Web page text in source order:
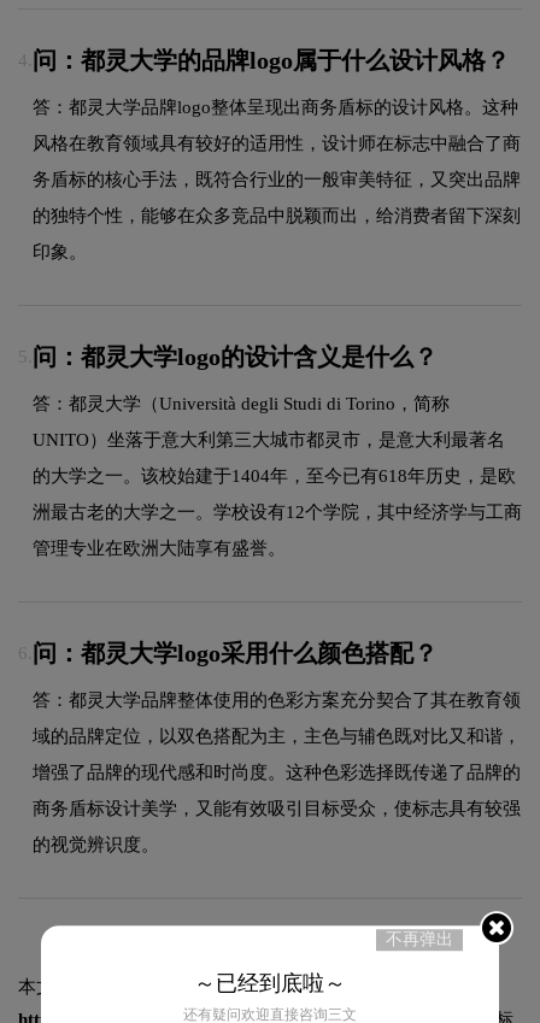
4. 问：都灵大学的品牌logo属于什么设计风格？
答：都灵大学品牌logo整体呈现出商务盾标的设计风格。这种
风格在教育领域具有较好的适用性，设计师在标志中融合了商
务盾标的核心手法，既符合行业的一般审美特征，又突出品牌
的独特个性，能够在众多竞品中脱颖而出，给消费者留下深刻
印象。
5. 问：都灵大学logo的设计含义是什么？
答：都灵大学（Università degli Studi di Torino，简称
UNITO）坐落于意大利第三大城市都灵市，是意大利最著名
的大学之一。该校始建于1404年，至今已有618年历史，​是欧
洲最古老的大学之一。学校设有12个学院，其中经济学与工商
管理专业在欧洲大陆享有盛誉。
6. 问：都灵大学logo采用什么颜色搭配？
答：都灵大学品牌整体使用的色彩方案充分契合了其在教育领
域的品牌定位，以双色搭配为主，主色与辅色既对比又和谐，
增强了品牌的现代感和时尚度。这种色彩选择既传递了品牌的
商务盾标设计美学，又能有效吸引目标受众，使标志具有较强
的视觉辨识度。
本文标题和链接
都灵大学logo图片:
不再弹出
～已经到底啦～
还有疑问欢迎直接咨询三文